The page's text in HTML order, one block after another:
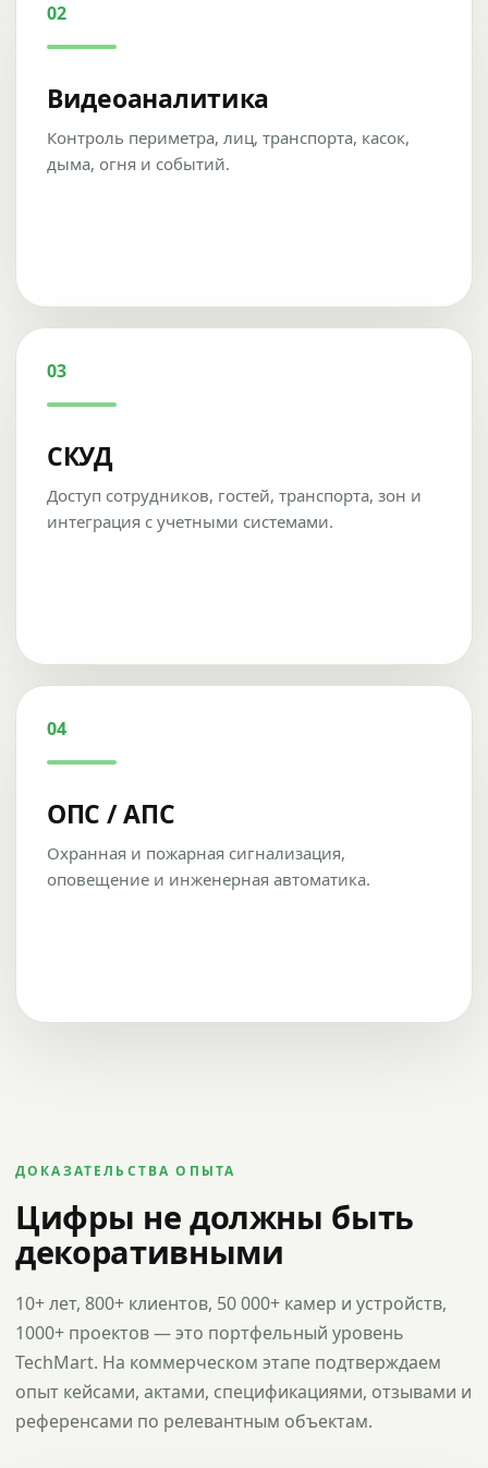
02
Видеоаналитика
Контроль периметра, лиц, транспорта, касок,
дыма, огня и событий.
03
СКУД
Доступ сотрудников, гостей, транспорта, зон и
интеграция с учетными системами.
04
ОПС / АПС
Охранная и пожарная сигнализация,
оповещение и инженерная автоматика.
ДОКАЗАТЕЛЬСТВА ОПЫТА
Цифры не должны быть
декоративными
10+ лет, 800+ клиентов, 50 000+ камер и устройств,
1000+ проектов — это портфельный уровень
TechMart. На коммерческом этапе подтверждаем
опыт кейсами, актами, спецификациями, отзывами и
референсами по релевантным объектам.